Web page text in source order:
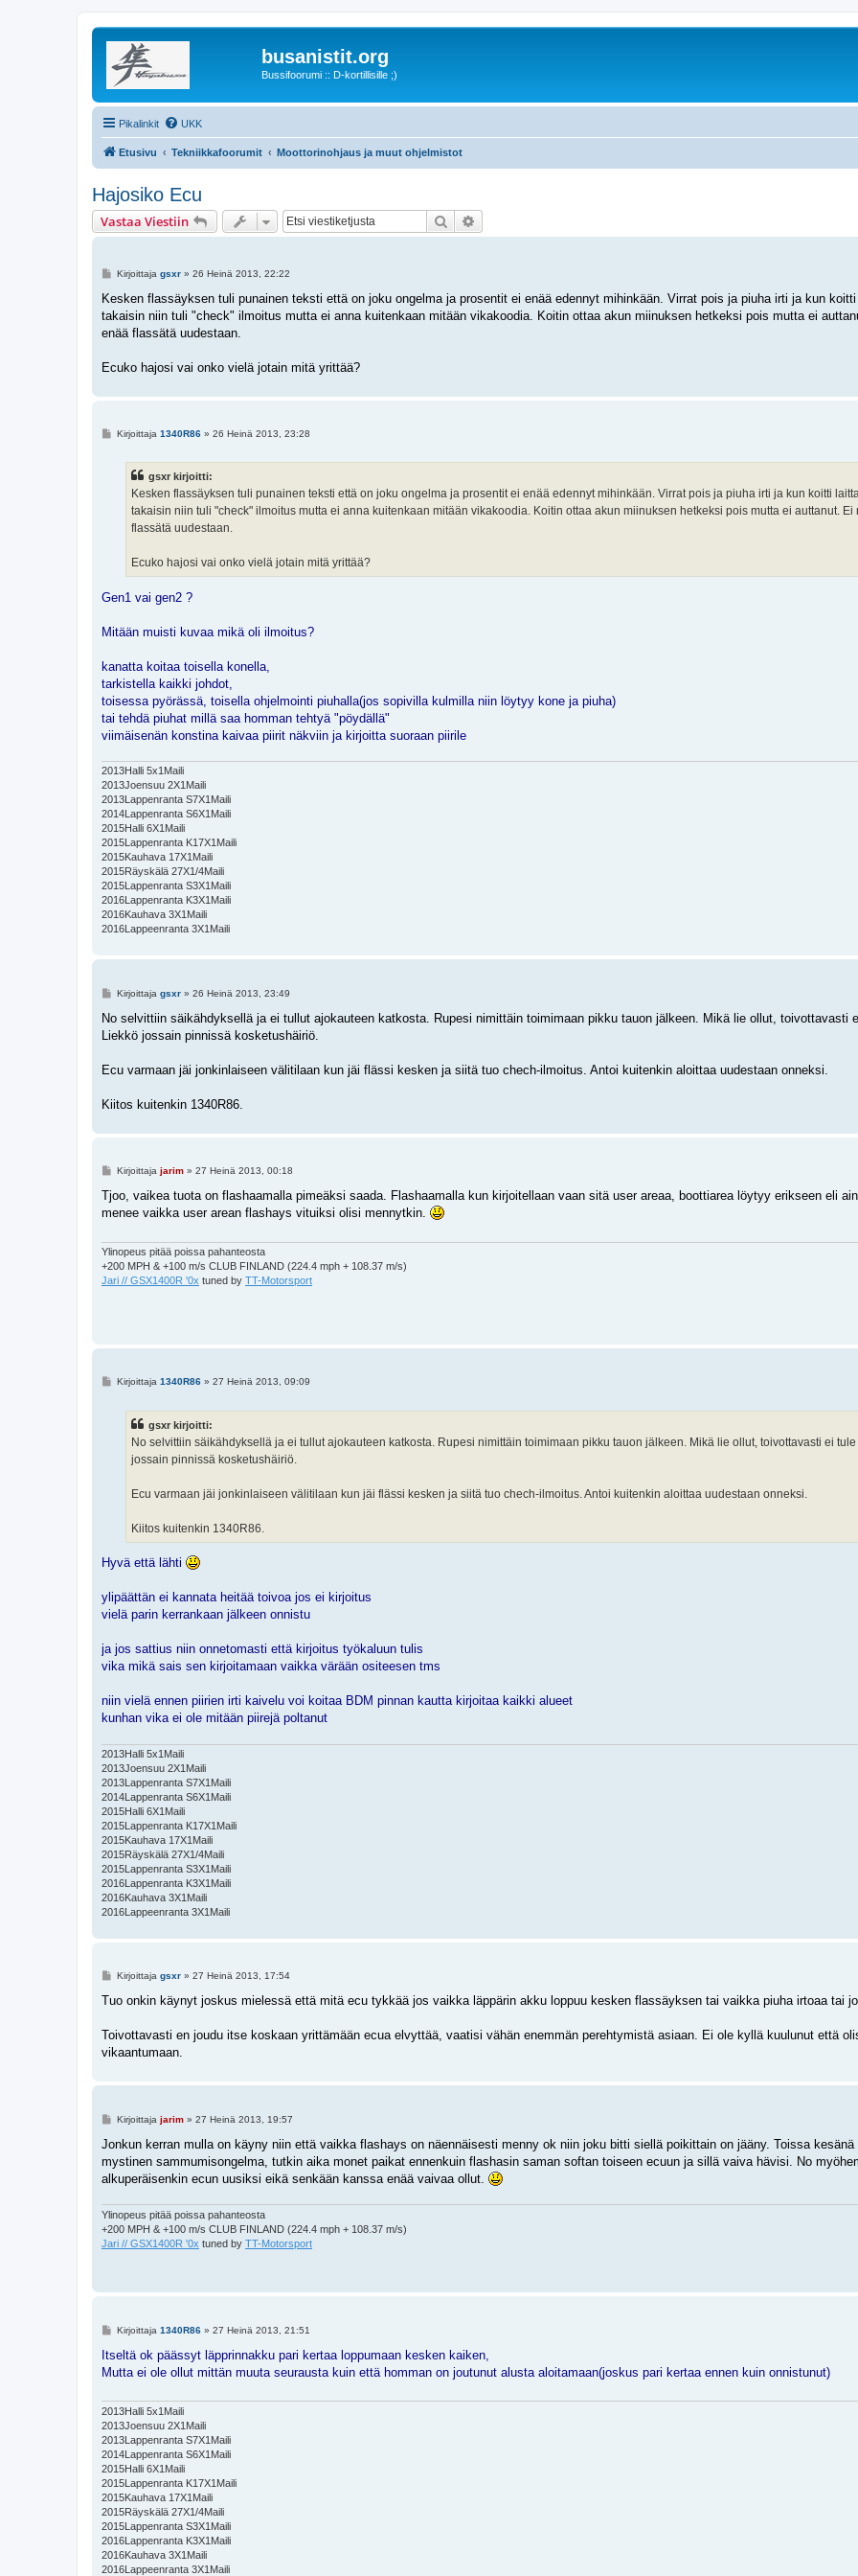
busanistit.org
Bussifoorumi :: D-kortillisille ;)
Pikalinkit UKK
Etusivu Tekniikkafoorumit Moottorinohjaus ja muut ohjelmistot
Hajosiko Ecu
Vastaa Viestiin Etsi
V
e
t
i
Kirjoittaja gsxr» 26 Heinä 2013, 22:22
Kesken flassäyksen tuli punainen teksti että on joku ongelma ja prosentit ei enää edennyt mihinkään. Virrat pois ja piuha irti ja kun
takaisin niin tuli "check" ilmoitus mutta ei anna kuitenkaan mitään vikakoodia. Koitin ottaa akun miinuksen hetkeksi pois mutta ei
enää flassätä uudestaan.
Ecuko hajosi vai onko vielä jotain mitä yrittää?
VKirjoittaja 1340R86» 26 Heinä 2013, 23:28
gsxr kirjoitti:
Kesken flassäyksen tuli punainen teksti että on joku ongelma ja prosentit ei enää edennyt mihinkään. Virrat pois ja piuha irti ja kun koitti
takaisin niin tuli "check" ilmoitus mutta ei anna kuitenkaan mitään vikakoodia. Koitin ottaa akun miinuksen hetkeksi pois mutta ei auttanut.
flassätä uudestaan.
Ecuko hajosi vai onko vielä jotain mitä yrittää?
Gen1 vai gen2 ?
Mitään muisti kuvaa mikä oli ilmoitus?
kanatta koitaa toisella konella,
tarkistella kaikki johdot,
toisessa pyörässä, toisella ohjelmointi piuhalla(jos sopivilla kulmilla niin löytyy kone ja piuha)
tai tehdä piuhat millä saa homman tehtyä "pöydällä"
viimäisenän konstina kaivaa piirit näkviin ja kirjoitta suoraan piirile
2013Halli 5x1Maili
2013Joensuu 2X1Maili
2013Lappenranta S7X1Maili
2014Lappenranta S6X1Maili
2015Halli 6X1Maili
2015Lappenranta K17X1Maili
2015Kauhava 17X1Maili
2015Räyskälä 27X1/4Maili
2015Lappenranta S3X1Maili
2016Lappenranta K3X1Maili
2016Kauhava 3X1Maili
2016Lappeenranta 3X1Maili
V
e
t
Kirjoittaja gsxr» 26 Heinä 2013, 23:49
No selvittiin säikähdyksellä ja ei tullut ajokauteen katkosta. Rupesi nimittäin toimimaan pikku tauon jälkeen. Mikä lie ollut, toivottavasti
Liekkö jossain pinnissä kosketushäiriö.
Ecu varmaan jäi jonkinlaiseen välitilaan kun jäi flässi kesken ja siitä tuo chech-ilmoitus. Antoi kuitenkin aloittaa uudestaan onneksi.
Kiitos kuitenkin 1340R86.
V
e
t
Kirjoittaja jarim» 27 Heinä 2013, 00:18
Tjoo, vaikea tuota on flashaamalla pimeäksi saada. Flashaamalla kun kirjoitellaan vaan sitä user areaa, boottiarea löytyy erikseen eli
menee vaikka user arean flashays vituiksi olisi mennytkin.
Ylinopeus pitää poissa pahanteosta
+200 MPH & +100 m/s CLUB FINLAND (224.4 mph + 108.37 m/s)
Jari // GSX1400R '0x tuned by TT-Motorsport
VKirjoittaja 1340R86» 27 Heinä 2013, 09:09
gsxr kirjoitti:
No selvittiin säikähdyksellä ja ei tullut ajokauteen katkosta. Rupesi nimittäin toimimaan pikku tauon jälkeen. Mikä lie ollut, toivottavasti ei
jossain pinnissä kosketushäiriö.
Ecu varmaan jäi jonkinlaiseen välitilaan kun jäi flässi kesken ja siitä tuo chech-ilmoitus. Antoi kuitenkin aloittaa uudestaan onneksi.
Kiitos kuitenkin 1340R86.
Hyvä että lähti
ylipäättän ei kannata heitää toivoa jos ei kirjoitus
vielä parin kerrankaan jälkeen onnistu
ja jos sattius niin onnetomasti että kirjoitus työkaluun tulis
vika mikä sais sen kirjoitamaan vaikka värään ositeesen tms
niin vielä ennen piirien irti kaivelu voi koitaa BDM pinnan kautta kirjoitaa kaikki alueet
kunhan vika ei ole mitään piirejä poltanut
2013Halli 5x1Maili
2013Joensuu 2X1Maili
2013Lappenranta S7X1Maili
2014Lappenranta S6X1Maili
2015Halli 6X1Maili
2015Lappenranta K17X1Maili
2015Kauhava 17X1Maili
2015Räyskälä 27X1/4Maili
2015Lappenranta S3X1Maili
2016Lappenranta K3X1Maili
2016Kauhava 3X1Maili
2016Lappeenranta 3X1Maili
V
e
i
Kirjoittaja gsxr» 27 Heinä 2013, 17:54
Tuo onkin käynyt joskus mielessä että mitä ecu tykkää jos vaikka läppärin akku loppuu kesken flassäyksen tai vaikka piuha irtoaa tai
Toivottavasti en joudu itse koskaan yrittämään ecua elvyttää, vaatisi vähän enemmän perehtymistä asiaan. Ei ole kyllä kuulunut että
vikaantumaan.
V
e
t
i
Kirjoittaja jarim» 27 Heinä 2013, 19:57
Jonkun kerran mulla on käyny niin että vaikka flashays on näennäisesti menny ok niin joku bitti siellä poikittain on jääny. Toissa kesänä
mystinen sammumisongelma, tutkin aika monet paikat ennenkuin flashasin saman softan toiseen ecuun ja sillä vaiva hävisi. No
alkuperäisenkin ecun uusiksi eikä senkään kanssa enää vaivaa ollut.
Ylinopeus pitää poissa pahanteosta
+200 MPH & +100 m/s CLUB FINLAND (224.4 mph + 108.37 m/s)
Jari // GSX1400R '0x tuned by TT-Motorsport
V
e
t
Kirjoittaja 1340R86» 27 Heinä 2013, 21:51
Itseltä ok päässyt läpprinnakku pari kertaa loppumaan kesken kaiken,
Mutta ei ole ollut mittän muuta seurausta kuin että homman on joutunut alusta aloitamaan(joskus pari kertaa ennen kuin onnistunut)
2013Halli 5x1Maili
2013Joensuu 2X1Maili
2013Lappenranta S7X1Maili
2014Lappenranta S6X1Maili
2015Halli 6X1Maili
2015Lappenranta K17X1Maili
2015Kauhava 17X1Maili
2015Räyskälä 27X1/4Maili
2015Lappenranta S3X1Maili
2016Lappenranta K3X1Maili
2016Kauhava 3X1Maili
2016Lappeenranta 3X1Maili